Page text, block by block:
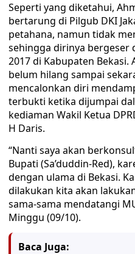
Seperti yang diketahui,
bertarung di Pilgub DKI
petahana, namun tidak
sehingga dirinya bergeser
2017 di Kabupaten
belum hilang sampai
mencalonkan diri
terbukti ketika dijumpai
kediaman Wakil Ketua
H Daris.
“Nanti saya akan
Bupati (Sa’duddin-Red),
dengan ulama di Bekasi.
dilakukan kita akan
sama-sama mendatangi
Minggu (09/10).
Baca Juga: